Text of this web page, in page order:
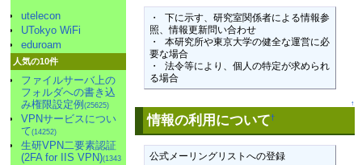
・ 下に示す、研究室関係者による情報参
照、情報更新問い合わせ
・ 本研究所や東京大学の健全な運営に必
要な場合
・ 法令等により、個人の特定が求められ
る場合
↑
情報の利用について†
公式メーリングリストへの登録
utelecon
UTokyo WiFi
eduroam
人気の10件
ファイルサーバ上の
フォルダへの書き込
み権限設定例 (25625)
VPNサービスについ
て(14252)
生研VPN二要素認証
(2FA for IIS VPN)(1343